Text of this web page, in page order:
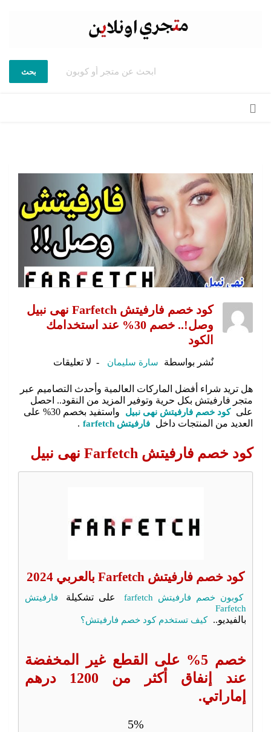
بحث
كود خصم فارفيتش Farfetch نهى نبيل
وصل!.. خصم 30% عند استخدامك
الكود
نٌشر بواسطة سارة سليمان لا تعليقات
هل تريد شراء أفضل الماركات العالمية وأحدث التصاميم عبر
متجر فارفيتش بكل حرية وتوفير المزيد من النقود.. احصل
على كود خصم فارفيتش نهى نبيل
واستفيد بخصم 30% على
العديد من المنتجات داخل فارفيتش farfetch .
كود خصم فارفيتش Farfetch نهى نبيل
كود خصم فارفيتش Farfetch بالعربي 2024
كوبون خصم فارفيتش farfetch على تشكيلة
فارفيتش
Farfetch
بالفيديو.. كيف تستخدم كود خصم فارفيتش؟
خصم 5% على القطع غير المخفضة
عند إنفاق أكثر من 1200 درهم
إماراتي.
5%